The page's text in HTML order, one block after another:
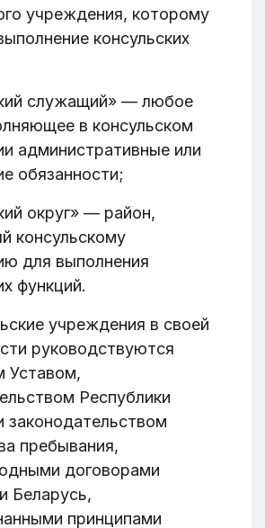
учреждения, которому
консульских
служащий» — любое
в консульском
административные или
обязанности;
округ» — район,
консульскому
для выполнения
функций.
учреждения в своей
руководствуются
Уставом,
Республики
законодательством
пребывания,
договорами
Беларусь,
принципами